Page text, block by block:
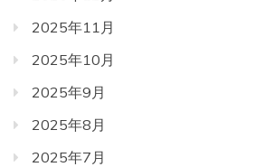
2025年11月
2025年10月
2025年9月
2025年8月
2025年7月